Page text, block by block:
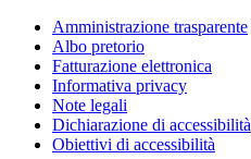
Amministrazione trasparente
Albo pretorio
Fatturazione elettronica
Informativa privacy
Note legali
Dichiarazione di accessibilità
Obiettivi di accessibilità